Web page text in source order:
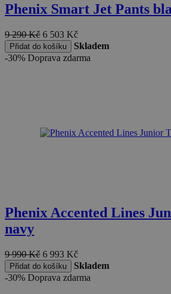
Phenix Smart Jet Pants
9 290Kč 6 503 Kč
Přidat do košíku
Skladem
-30% Doprava zdarma
Phenix Accented Lines
navy
9 990Kč 6 993 Kč
Přidat do košíku
Skladem
-30% Doprava zdarma